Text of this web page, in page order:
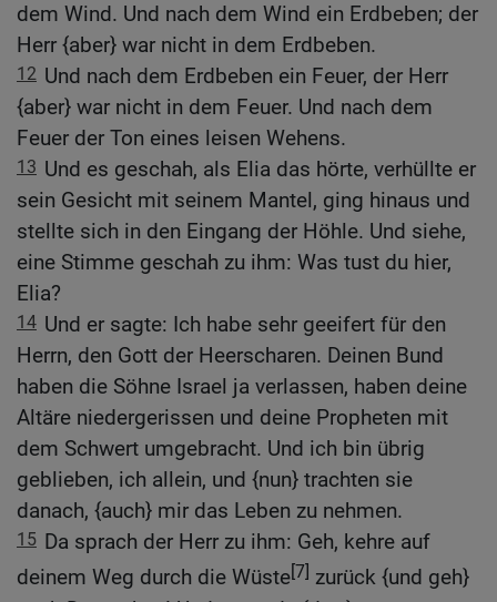
dem Wind. Und nach dem Wind ein Erdbeben; der
Herr {aber} war nicht in dem Erdbeben.
12 Und nach dem Erdbeben ein Feuer, der Herr
{aber} war nicht in dem Feuer. Und nach dem
Feuer der Ton eines leisen Wehens.
13 Und es geschah, als Elia das hörte, verhüllte er
sein Gesicht mit seinem Mantel, ging hinaus und
stellte sich in den Eingang der Höhle. Und siehe,
eine Stimme geschah zu ihm: Was tust du hier,
Elia?
14 Und er sagte: Ich habe sehr geeifert für den
Herrn, den Gott der Heerscharen. Deinen Bund
haben die Söhne Israel ja verlassen, haben deine
Altäre niedergerissen und deine Propheten mit
dem Schwert umgebracht. Und ich bin übrig
geblieben, ich allein, und {nun} trachten sie
danach, {auch} mir das Leben zu nehmen.
15 Da sprach der Herr zu ihm: Geh, kehre auf
deinem Weg durch die Wüste[7] zurück {und geh}